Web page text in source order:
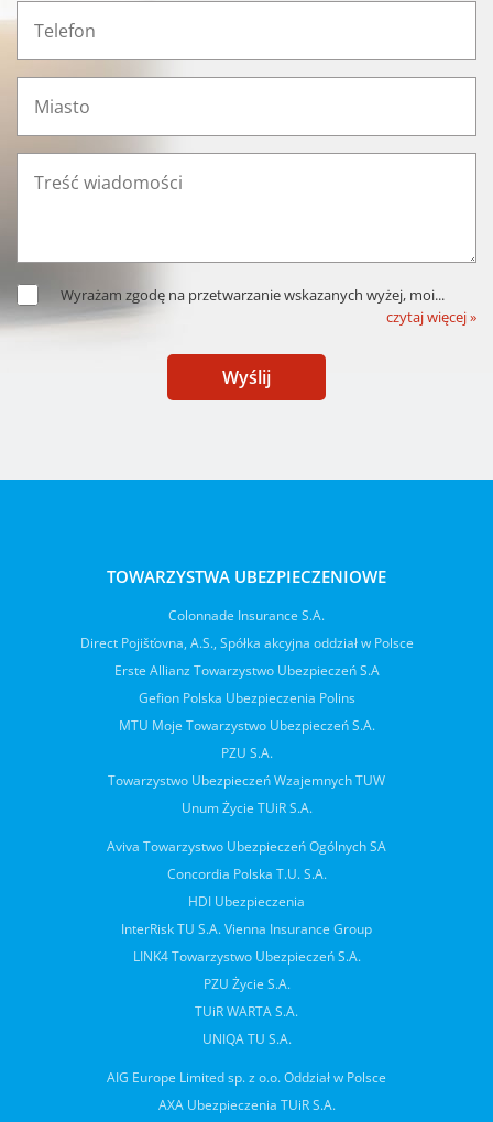
Wyrażam zgodę na przetwarzanie wskazanych wyżej, moi...
czytaj więcej »
Wyślij
TOWARZYSTWA UBEZPIECZENIOWE
Colonnade Insurance S.A.
Direct Pojišťovna, A.S., Spółka akcyjna oddział w Polsce
Erste Allianz Towarzystwo Ubezpieczeń S.A
Gefion Polska Ubezpieczenia Polins
MTU Moje Towarzystwo Ubezpieczeń S.A.
PZU S.A.
Towarzystwo Ubezpieczeń Wzajemnych TUW
Unum Życie TUiR S.A.
Aviva Towarzystwo Ubezpieczeń Ogólnych SA
Concordia Polska T.U. S.A.
HDI Ubezpieczenia
InterRisk TU S.A. Vienna Insurance Group
LINK4 Towarzystwo Ubezpieczeń S.A.
PZU Życie S.A.
TUiR WARTA S.A.
UNIQA TU S.A.
AIG Europe Limited sp. z o.o. Oddział w Polsce
AXA Ubezpieczenia TUiR S.A.